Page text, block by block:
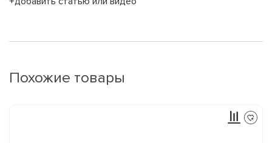
Похожие товары